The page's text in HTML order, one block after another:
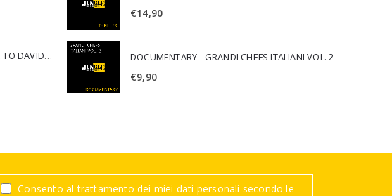
AAVV LONG TIME GONE - A TRIBUTE TO DAVID CROSBY
€14,90
DOCUMENTARY - GRANDI CHEFS ITALIANI VOL. 2
€9,90
Consento al trattamento dei miei dati personali secondo le